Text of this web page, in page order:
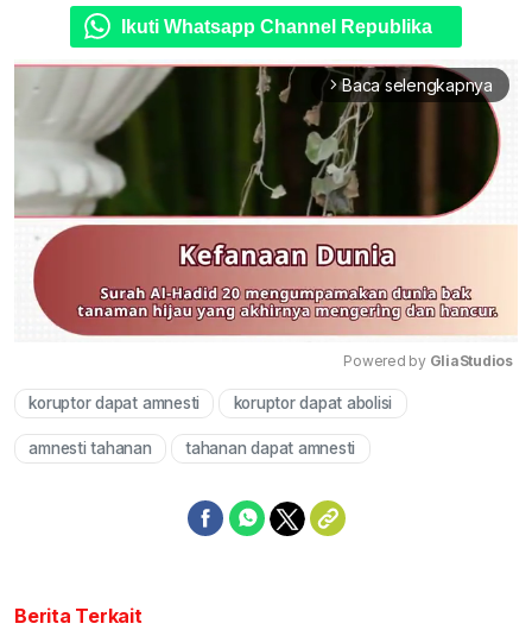
Ikuti Whatsapp Channel Republika
arrow_forward_ios Baca selengkapnya
Powered by GliaStudios
koruptor dapat amnesti koruptor dapat abolisi
amnesti tahanan tahanan dapat amnesti
Berita Terkait